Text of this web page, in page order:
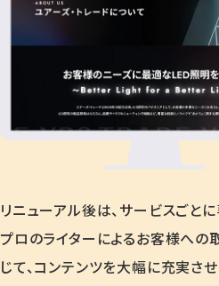
リニューアル後は、サービスごと
プロのライターによるお客様への
じて、コンテンツを大幅に充実させ